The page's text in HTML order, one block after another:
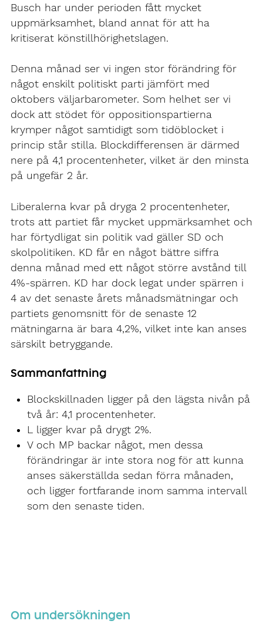
Busch har under perioden fått mycket
uppmärksamhet, bland annat för att ha
kritiserat könstillhörighetslagen.
Denna månad ser vi ingen stor förändring för
något enskilt politiskt parti jämfört med
oktobers väljarbarometer. Som helhet ser vi
dock att stödet för oppositionspartierna
krymper något samtidigt som tidöblocket i
princip står stilla. Blockdifferensen är därmed
nere på 4,1 procentenheter, vilket är den minsta
på ungefär 2 år.
Liberalerna kvar på dryga 2 procentenheter,
trots att partiet får mycket uppmärksamhet och
har förtydligat sin politik vad gäller SD och
skolpolitiken. KD får en något bättre siffra
denna månad med ett något större avstånd till
4%-spärren. KD har dock legat under spärren i
4 av det senaste årets månadsmätningar och
partiets genomsnitt för de senaste 12
mätningarna är bara 4,2%, vilket inte kan anses
särskilt betryggande.
Sammanfattning
Blockskillnaden ligger på den lägsta nivån på
två år: 4,1 procentenheter.
L ligger kvar på drygt 2%.
V och MP backar något, men dessa
förändringar är inte stora nog för att kunna
anses säkerställda sedan förra månaden,
och ligger fortfarande inom samma intervall
som den senaste tiden.
Om undersökningen